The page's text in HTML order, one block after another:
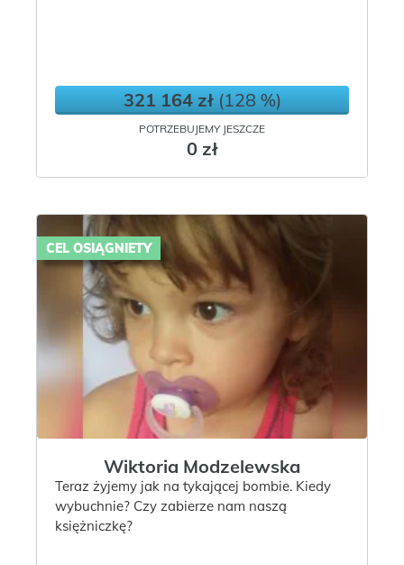
321 164 zł(128 %)
POTRZEBUJEMY JESZCZE
0 zł
CEL OSIĄGNIETY
Wiktoria Modzelewska
Teraz żyjemy jak na tykającej bombie. Kiedy
wybuchnie? Czy zabierze nam naszą
księżniczkę?